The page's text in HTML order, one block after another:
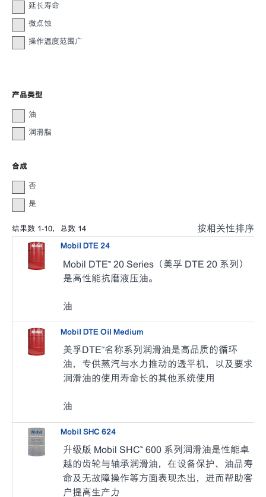
延长寿命
微点蚀
操作温度范围广
产品类型
油
润滑脂
合成
否
是
结果数 1-10，总数 14 按相关性排序
Mobil DTE 24
Mobil DTE™ 20 Series（美孚 DTE 20 系列）
是高性能抗磨液压油。
油
Mobil DTE Oil Medium
美孚DTE™名称系列润滑油是高品质的循环
油，专供蒸汽与水力推动的透平机，以及要求
润滑油的使用寿命长的其他系统使用
油
Mobil SHC 624
升级版 Mobil SHC™ 600 系列润滑油是性能卓
越的齿轮与轴承润滑油，在设备保护、油品寿
命及无故障操作等方面表现杰出，进而帮助客
户提高生产力